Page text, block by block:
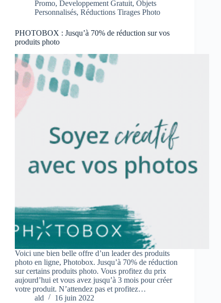
Promo, Developpement Gratuit, Objets
Personnalisés, Réductions Tirages Photo
PHOTOBOX : Jusqu’à 70% de réduction sur vos
produits photo
Voici une bien belle offre d’un leader des produits
photo en ligne, Photobox. Jusqu’à 70% de réduction
sur certains produits photo. Vous profitez du prix
aujourd’hui et vous avez jusqu’à 3 mois pour créer
votre produit. N’attendez pas et profitez…
ald
16 juin 2022